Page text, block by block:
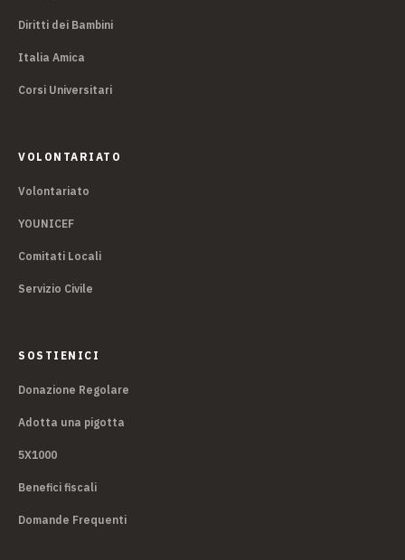
Diritti dei Bambini
Italia Amica
Corsi Universitari
VOLONTARIATO
Volontariato
YOUNICEF
Comitati Locali
Servizio Civile
SOSTIENICI
Donazione Regolare
Adotta una pigotta
5X1000
Benefici fiscali
Domande Frequenti